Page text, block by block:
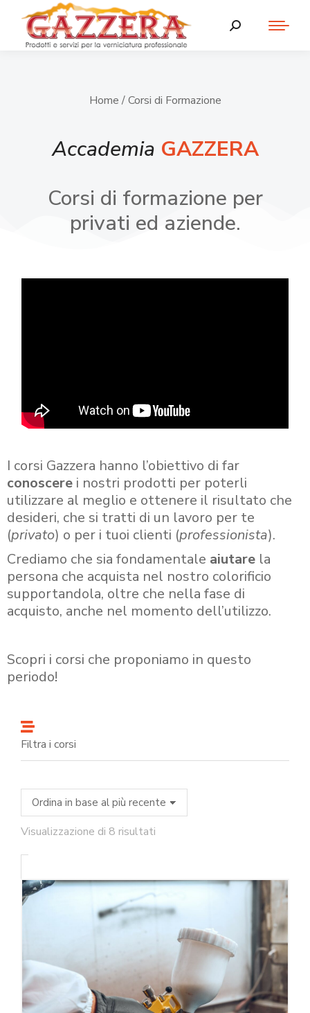
Home / Corsi di Formazione
Accademia GAZZERA
Corsi di formazione per
privati ed aziende.
I corsi Gazzera hanno l’obiettivo di far
conoscere i nostri prodotti per poterli
utilizzare al meglio e ottenere il risultato che
desideri, che si tratti di un lavoro per te
(privato) o per i tuoi clienti (professionista).
Crediamo che sia fondamentale aiutare la
persona che acquista nel nostro colorificio
supportandola, oltre che nella fase di
acquisto, anche nel momento dell’utilizzo.
Scopri i corsi che proponiamo in questo
periodo!
Filtra i corsi
Visualizzazione di 8 risultati